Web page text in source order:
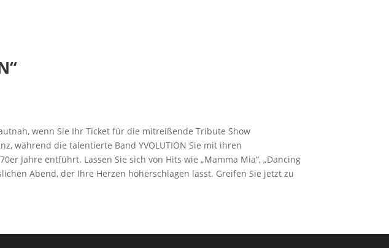
wenn Sie Ihr Ticket für die mitreißende Tribute Show
während die talentierte Band YVOLUTION Sie mit ihren
Jahre entführt. Lassen Sie sich von Hits wie „Mamma Mia“, „Dancing
Abend, der Ihre Herzen höherschlagen lässt. Greifen Sie jetzt zu